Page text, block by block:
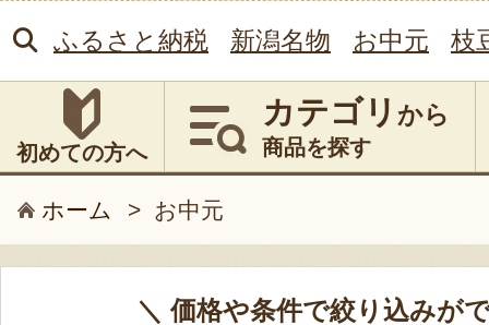
ふるさと納税 新潟名物 お中元 枝
初めての方へ
カテゴリ から
商品を探す
ホーム > お中元
＼ 価格や条件で絞り込みが